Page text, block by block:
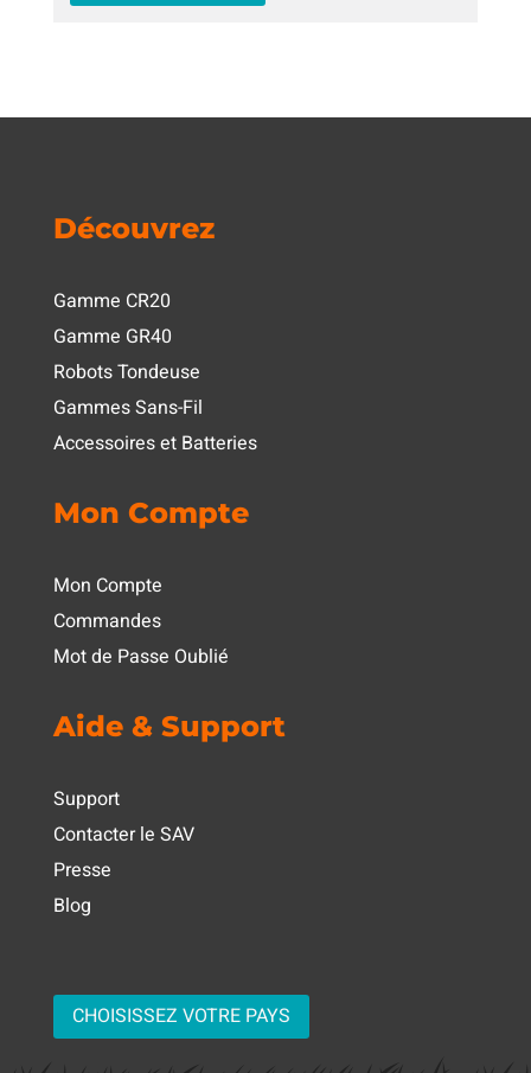
Découvrez
Gamme CR20
Gamme GR40
Robots Tondeuse
Gammes Sans-Fil
Accessoires et Batteries
Mon Compte
Mon Compte
Commandes
Mot de Passe Oublié
Aide & Support
Support
Contacter le SAV
Presse
Blog
CHOISISSEZ VOTRE PAYS